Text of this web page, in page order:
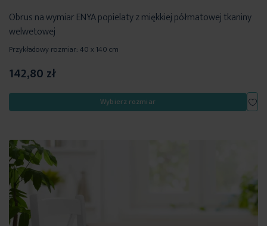
Obrus na wymiar ENYA popielaty z miękkiej półmatowej tkaniny
welwetowej
Przykładowy rozmiar: 40 x 140 cm
142,80 zł
Wybierz rozmiar